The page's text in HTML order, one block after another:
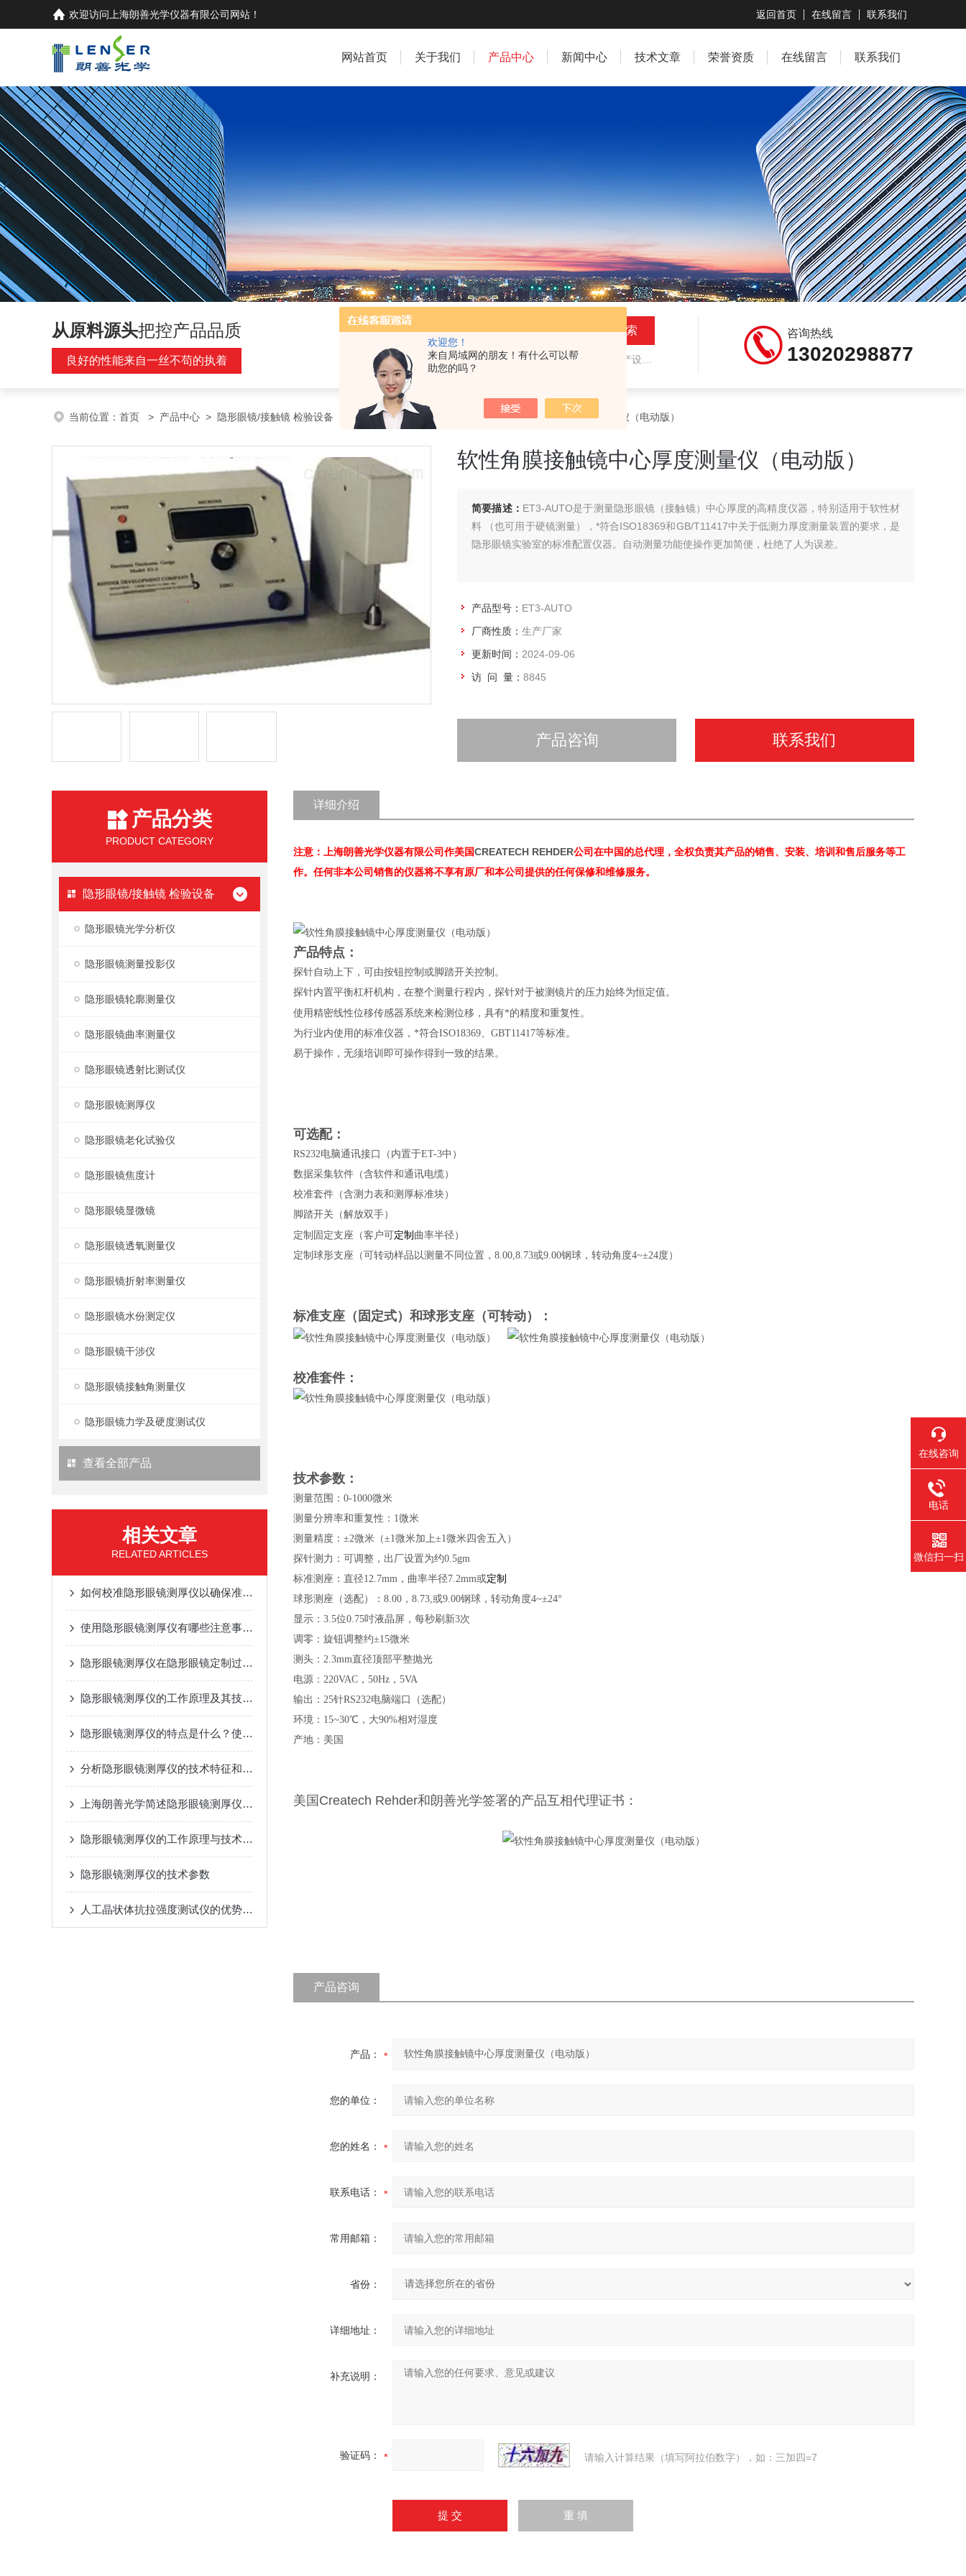
欢迎您！
来自局域网的朋友！有什么可以帮
助您的吗？
欢迎访问 上海朗善光学仪器有限公司 网站！ 返回首页 在线留言 联系我们
网站首页 关于我们 产品中心 新闻中心 技术文章 荣誉资质 在线留言 联系我们
从原料源头把控产品品质
良好的性能来自一丝不苟的执着 热门关键词：隐形眼镜（接触镜）用检测仪器和生产设备，人工晶状体（IOL/ICL）用检测仪器和生产设备，眼镜产品检测仪器，水气处理环保设备
咨询热线
13020298877
当前位置： 首页 > 产品中心 > 隐形眼镜/接触镜 检验设备 隐形眼镜测厚仪 > ET3-AUTO软性角膜接触镜中心厚度测量仪（电动版）
软性角膜接触镜中心厚度测量仪（电动版）
简要描述： ET3-AUTO是于测量隐形眼镜（接触镜）中心厚度的高精度仪器，特别适用于软性材
料 （也可用于硬镜测量），*符合ISO18369和GB/T11417中关于低测力厚度测量装置的要求，是
隐形眼镜实验室的标准配置仪器。自动测量功能使操作更加简便，杜绝了人为误差。
产品型号： ET3-AUTO
厂商性质： 生产厂家
更新时间： 2024-09-06
访 问 量： 8845
产品咨询 联系我们
产品分类
PRODUCT CATEGORY
隐形眼镜/接触镜 检验设备
隐形眼镜光学分析仪
隐形眼镜测量投影仪
隐形眼镜轮廓测量仪
隐形眼镜曲率测量仪
隐形眼镜透射比测试仪
隐形眼镜测厚仪
隐形眼镜老化试验仪
隐形眼镜焦度计
隐形眼镜显微镜
隐形眼镜透氧测量仪
隐形眼镜折射率测量仪
隐形眼镜水份测定仪
隐形眼镜干涉仪
隐形眼镜接触角测量仪
隐形眼镜力学及硬度测试仪
查看全部产品
相关文章
RELATED ARTICLES
如何校准隐形眼镜测厚仪以确保准确的测量结果？
使用隐形眼镜测厚仪有哪些注意事项？
隐形眼镜测厚仪在隐形眼镜定制过程中的作用
隐形眼镜测厚仪的工作原理及其技术特点介绍
隐形眼镜测厚仪的特点是什么？使用时有哪些优势？
分析隐形眼镜测厚仪的技术特征和测试原理
上海朗善光学简述隐形眼镜测厚仪的特点与工作原理
隐形眼镜测厚仪的工作原理与技术解析
隐形眼镜测厚仪的技术参数
人工晶状体抗拉强度测试仪的优势特点
详细介绍
注意：上海朗善光学仪器有限公司作美国CREATECH REHDER公司在中国的总代理，全权负责其产品的销售、安装、培训和售后服务等工
作。任何非本公司销售的仪器将不享有原厂和本公司提供的任何保修和维修服务。
产品特点：
探针自动上下，可由按钮控制或脚踏开关控制。
探针内置平衡杠杆机构，在整个测量行程内，探针对于被测镜片的压力始终为恒定值。
使用精密线性位移传感器系统来检测位移，具有*的精度和重复性。
为行业内使用的标准仪器，*符合ISO18369、GBT11417等标准。
易于操作，无须培训即可操作得到一致的结果。
可选配：
RS232电脑通讯接口（内置于ET-3中）
数据采集软件（含软件和通讯电缆）
校准套件（含测力表和测厚标准块）
脚踏开关（解放双手）
定制固定支座（客户可定制 曲率半径）
定制球形支座（可转动样品以测量不同位置，8.00,8.73或9.00钢球，转动角度4~±24度）
标准支座（固定式）和球形支座（可转动）：
校准套件：
技术参数：
测量范围：0-1000微米
测量分辨率和重复性：1微米
测量精度：±2微米（±1微米加上±1微米四舍五入）
探针测力：可调整，出厂设置为约0.5gm
标准测座：直径12.7mm，曲率半径7.2mm或定制
球形测座（选配）：8.00，8.73,或9.00钢球，转动角度4~±24°
显示：3.5位0.75吋液晶屏，每秒刷新3次
调零：旋钮调整约±15微米
测头：2.3mm直径顶部平整抛光
电源：220VAC，50Hz，5VA
输出：25针RS232电脑端口（选配）
环境：15~30℃，大90%相对湿度
产地：美国
美国Createch Rehder和朗善光学签署的产品互相代理证书：
产品咨询
产品：
您的单位：
您的姓名：
联系电话：
常用邮箱：
省份：
详细地址：
补充说明：
验证码： 请输入计算结果（填写阿拉伯数字），如：三加四=7
在线咨询
电话
微信扫一扫